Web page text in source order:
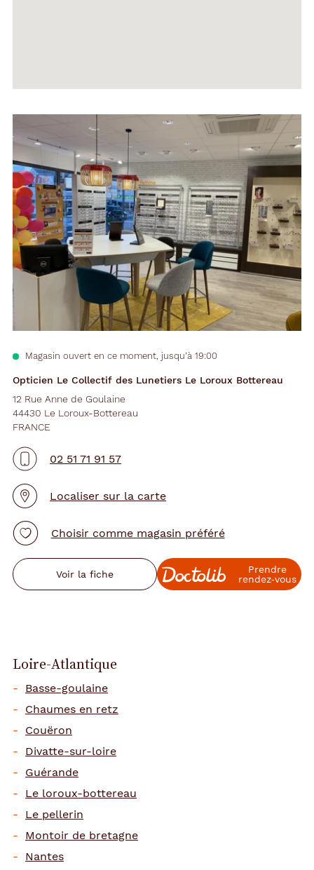
fiche
Opticien Le Collectif des Lunetiers Le Loroux Bottereau
Magasin ouvert en ce moment, jusqu’à 19:00
12 Rue Anne de Goulaine
44430 Le Loroux-Bottereau
FRANCE
02 51 71 91 57
Localiser sur la carte
Choisir comme magasin préféré
Voir la fiche
Prendre
rendez‑vous
Loire-Atlantique
Basse-goulaine
Chaumes en retz
Couëron
Divatte-sur-loire
Guérande
Le loroux-bottereau
Le pellerin
Montoir de bretagne
Nantes